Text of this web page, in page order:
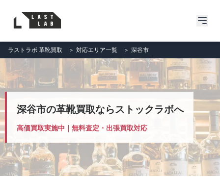
ラストラボ 革靴買取 ＞ 対応エリア一覧 ＞ 深谷市
深谷市の革靴買取ならストックラボへ
高価買取実施中｜無料査定・出張買取対応